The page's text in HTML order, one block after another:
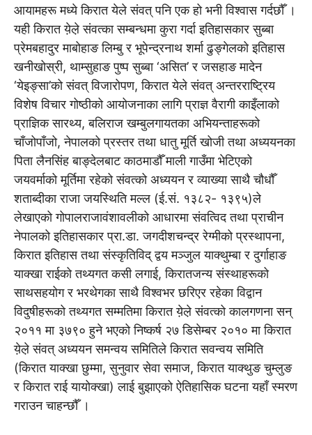
आयामहरू मध्ये किरात येले संवत् पनि एक हो भनी विश्वास गर्दछौँ ।
यही किरात ये़ले़ संवत्का सम्बन्धमा कुरा गर्दा इतिहासकार सुब्बा
प्रेमबहादुर माबोहाङ लिम्बु र भूपेन्द्रनाथ शर्मा ढुङ्गेलको इतिहास
खनीखोस्री, थाम्सुहाङ पुष्प सुब्बा ‘असित’ र जसहाङ मादेन
‘येइङ्सा’को संवत् विजारोपण, किरात येले संवत् अन्तरराष्ट्रिय
विशेष विचार गोष्ठीको आयोजनाका लागि प्राज्ञ वैरागी काइँलाको
प्राज्ञिक सारथ्य, बलिराज खम्बुलगायतका अभियन्ताहरूको
चाँजोपाँजो, नेपालको प्रस्तर तथा धातु मूर्ति खोजी तथा अध्ययनका
पिता लैनसिंह बाङ्देलबाट काठमाडौँ माली गाउँमा भेटिएको
जयवर्माको मूर्तिमा रहेको संवत्को अध्ययन र व्याख्या साथै चौधौँ
शताब्दीका राजा जयस्थिति मल्ल (ई.सं. १३८२- १३९५)ले
लेखाएको गोपालराजावंशावलीको आधारमा संवत्विद तथा प्राचीन
नेपालको इतिहासकार प्रा.डा. जगदीशचन्द्र रेग्मीको प्रस्थापना,
किरात इतिहास तथा संस्कृतिविद् द्वय मञ्जुल याक्थुम्बा र दुर्गाहाङ
याक्खा राईको तथ्यगत कसी लगाई, किरातजन्य संस्थाहरूको
साथसहयोग र भरथेगका साथै विश्वभर छरिएर रहेका विद्वान
विदुषीहरूको तथ्यगत सम्मतिमा किरात ये़ले़ संवत्को कालगणना सन्
२०११ मा ३७९० हुने भएको निष्कर्ष २७ डिसेम्बर २०१० मा किरात
ये़ले़ संवत् अध्ययन समन्वय समितिले किरात सवन्वय समिति
(किरात याक्खा छुम्मा, सुनुवार सेवा समाज, किरात याक्थुङ चुम्लुङ
र किरात राई यायोक्खा) लाई बुझाएको ऐतिहासिक घटना यहाँ स्मरण
गराउन चाहन्छौँ ।